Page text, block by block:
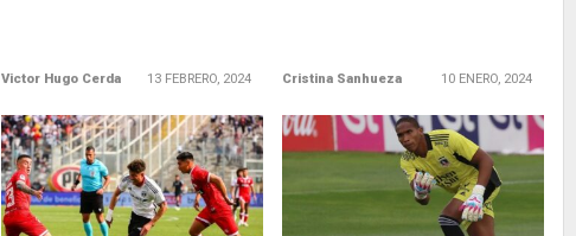
Victor Hugo Cerda 13 FEBRERO, 2024 Cristina Sanhueza 10 ENERO, 2024
LEER MÁS LEER MÁS